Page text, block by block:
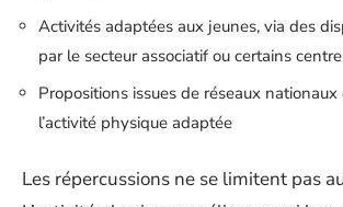
Activités adaptées aux jeunes, via des
par le secteur associatif ou certains
Propositions issues de réseaux
l’activité physique adaptée
Les répercussions ne se limitent pas